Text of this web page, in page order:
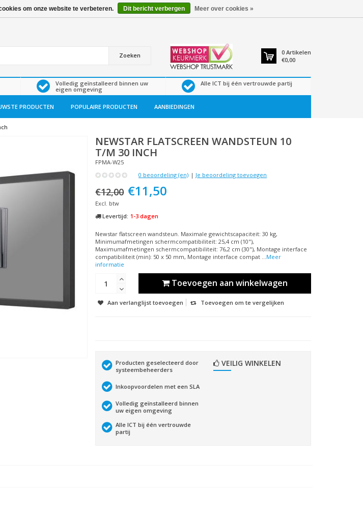
Zoeken 0 Artikelen
€0,00
Volledig geïnstalleerd binnen uw
eigen omgeving
Alle ICT bij één vertrouwde partij
PRODUCTEN POPULAIRE PRODUCTEN AANBIEDINGEN
NEWSTAR FLATSCREEN WANDSTEUN 10
T/M 30 INCH
FPMA-W25
0 beoordeling (en) | Je beoordeling toevoegen
€12,00 €11,50
Excl. btw
Levertijd: 1-3 dagen
Newstar flatscreen wandsteun. Maximale gewichtscapaciteit: 30 kg,
Minimumafmetingen schermcompatibiliteit: 25,4 cm (10"),
Maximumafmetingen schermcompatibiliteit: 76,2 cm (30"), Montage interface
compatibiliteit (min): 50 x 50 mm, Montage interface compat ...Meer
informatie
Toevoegen aan winkelwagen
Aan verlanglijst toevoegen Toevoegen om te vergelijken
Producten geselecteerd door
systeembeheerders
Inkoopvoordelen met een SLA
Volledig geïnstalleerd binnen
uw eigen omgeving
Alle ICT bij één vertrouwde
partij
VEILIG WINKELEN
om onze website te verbeteren. Dit bericht verbergen Meer over cookies »